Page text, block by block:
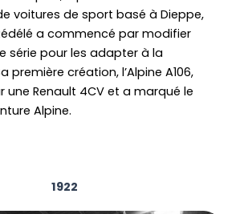
voitures de sport basé à Dieppe,
a commencé par modifier
série pour les adapter à la
première création, l’Alpine A106,
une Renault 4CV et a marqué le
Alpine.
1922